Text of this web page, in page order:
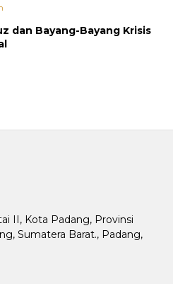
dan Bayang-Bayang Krisis
II, Kota Padang, Provinsi
Sumatera Barat., Padang,